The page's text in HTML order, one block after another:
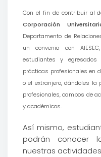
Con el fin de contribuir al
Corporación
Departamento de
un convenio con
estudiantes y
prácticas profesionales en
o el extranjero, dándoles
profesionales, campos de
y académicos.
Así mismo,
podrán conocer
nuestras